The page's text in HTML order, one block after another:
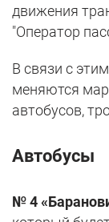
движения
"Оператор
В связи с этим
меняются
автобусов,
Автобусы
№ 4